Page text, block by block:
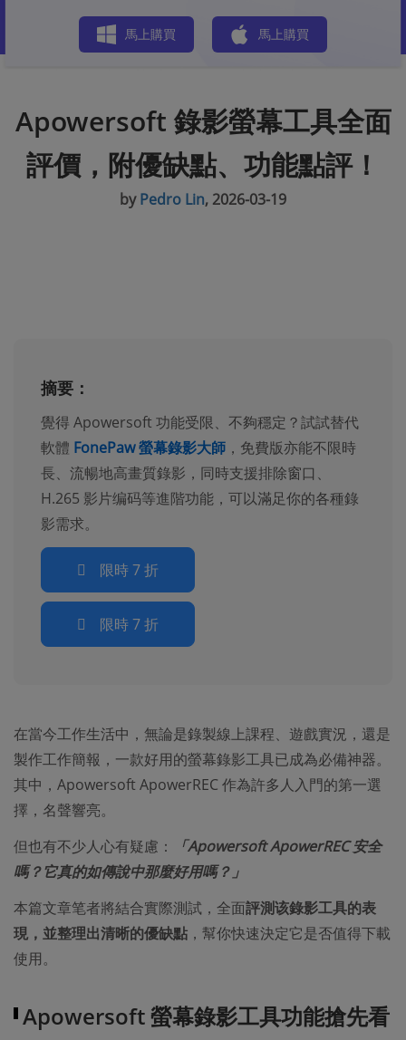
馬上購買 馬上購買
Apowersoft 錄影螢幕工具全面
評價，附優缺點、功能點評！
byPedro Lin, 2026-03-19
摘要：
覺得 Apowersoft 功能受限、不夠穩定？試試替代
軟體 FonePaw 螢幕錄影大師 ，免費版亦能不限時
長、流暢地高畫質錄影，同時支援排除窗口、
H.265 影片编码等進階功能，可以滿足你的各種錄
影需求。
限時 7 折
限時 7 折
在當今工作生活中，無論是錄製線上課程、遊戲實況，還是
製作工作簡報，一款好用的螢幕錄影工具已成為必備神器。
其中，Apowersoft ApowerREC 作為許多人入門的第一選
擇，名聲響亮。
但也有不少人心有疑慮：
「Apowersoft ApowerREC 安全
嗎？它真的如傳說中那麼好用嗎？」
本篇文章笔者將結合實際測試，全面評測该錄影工具的表
現，並整理出清晰的優缺點 ，幫你快速決定它是否值得下載
使用。
Apowersoft 螢幕錄影工具功能搶先看